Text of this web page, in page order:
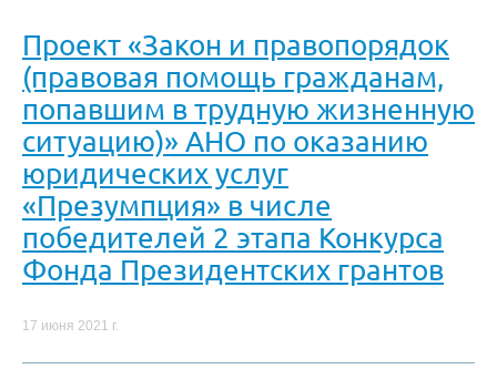
Проект «Закон и правопорядок
(правовая помощь гражданам,
попавшим в трудную жизненную
ситуацию)» АНО по оказанию
юридических услуг
«Презумпция» в числе
победителей 2 этапа Конкурса
Фонда Президентских грантов
17 июня 2021 г.